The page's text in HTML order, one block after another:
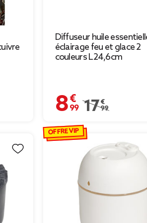
€ à 21,04 €
Diffuseur huile
éclairage feu et glace 2
couleurs L24,6cm
8,99 €
Prix remisé de
17,99 €
OFFRE VIP